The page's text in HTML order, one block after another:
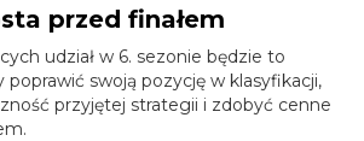
przed finałem
udział w 6. sezonie będzie to
poprawić swoją pozycję w klasyfikacji,
przyjętej strategii i zdobyć cenne